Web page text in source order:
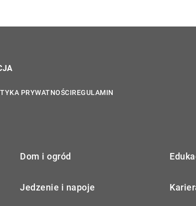
PRYWATNOŚCIREGULAMIN
Dom i ogród
Jedzenie i napoje